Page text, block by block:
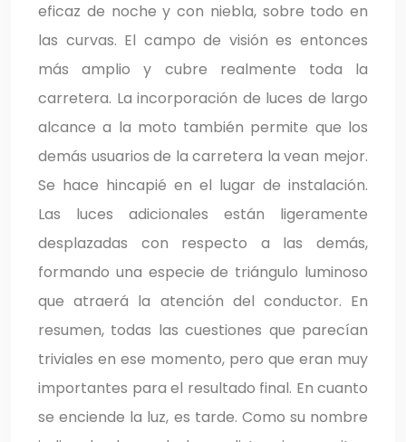
eficaz de noche y con niebla, sobre todo en
las curvas. El campo de visión es entonces
más amplio y cubre realmente toda la
carretera. La incorporación de luces de largo
alcance a la moto también permite que los
demás usuarios de la carretera la vean mejor.
Se hace hincapié en el lugar de instalación.
Las luces adicionales están ligeramente
desplazadas con respecto a las demás,
formando una especie de triángulo luminoso
que atraerá la atención del conductor. En
resumen, todas las cuestiones que parecían
triviales en ese momento, pero que eran muy
importantes para el resultado final. En cuanto
se enciende la luz, es tarde. Como su nombre